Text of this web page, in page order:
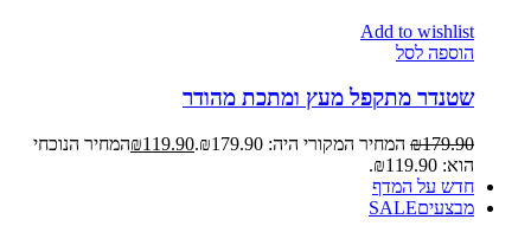
Add to wishlist
הוספה לסל
שטנדר מתקפל מעץ ומתכת מהודר
₪179.90 המחיר המקורי היה: ₪179.90. ₪119.90
המחיר הנוכחי
הוא: ₪119.90.
חדש על המדף
מבצעיםSALE